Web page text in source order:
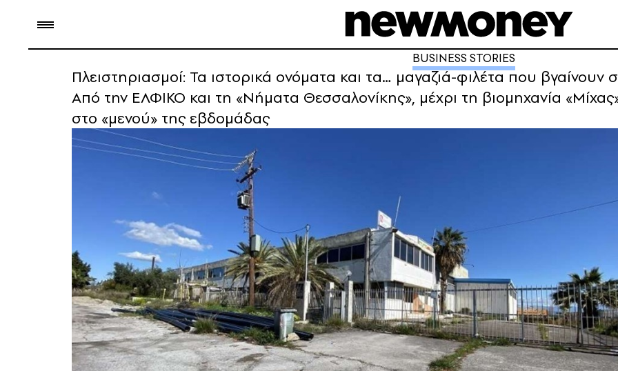
BUSINESS STORIES
Πλειστηριασμοί: Τα ιστορικά ονόματα και τα… μαγαζιά-φιλέτα που
Από την ΕΛΦΙΚΟ και τη «Νήματα Θεσσαλονίκης», μέχρι τη βιομηχανία
στο «μενού» της εβδομάδας